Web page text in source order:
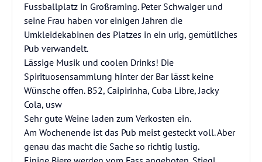
Fussballplatz in Großraming. Peter Schwaiger und
seine Frau haben vor einigen Jahren die
Umkleidekabinen des Platzes in ein urig, gemütliches
Pub verwandelt.
Lässige Musik und coolen Drinks! Die
Spirituosensammlung hinter der Bar lässt keine
Wünsche offen. B52, Caipirinha, Cuba Libre, Jacky
Cola, usw
Sehr gute Weine laden zum Verkosten ein.
Am Wochenende ist das Pub meist gesteckt voll. Aber
genau das macht die Sache so richtig lustig.